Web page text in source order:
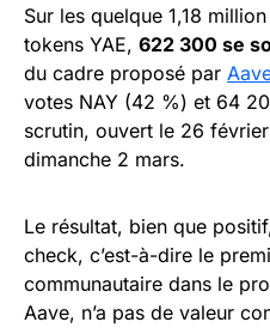
Sur les quelque 1,18
tokens YAE, 622 300 se
du cadre proposé par
votes NAY (42 %) et 64
scrutin, ouvert le 26
dimanche 2 mars.
Le résultat, bien que
check, c’est-à-dire le
communautaire dans le
Aave, n’a pas de valeur